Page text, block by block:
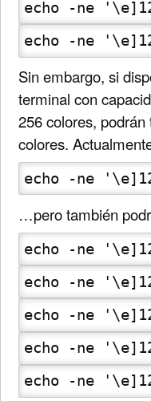
echo -ne
echo -ne
Sin embargo, si
terminal con
256 colores,
colores.
echo -ne
…pero también
echo -ne
echo -ne
echo -ne
echo -ne
echo -ne